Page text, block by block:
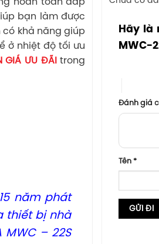
bạn làm được
có khả năng giúp
ở nhiệt độ tối ưu
GIÁ ƯU ĐÃI trong
năm phát
thiết bị nhà
– 22S
Hãy là
MWC-
Đánh giá
Tên*